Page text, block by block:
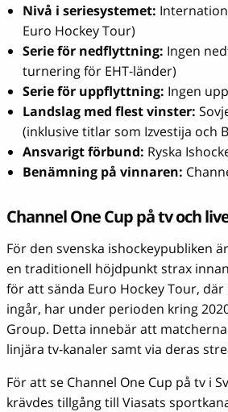
Nivå i seriesystemet:
Euro Hockey Tour)
Serie för nedflyttning: Ingen
turnering för EHT-länder)
Serie för uppflyttning: Ingen
Landslag med flest vinster:
(inklusive titlar som Izvestija och
Ansvarigt förbund: Ryska
Benämning på vinnaren:
Channel One Cup på tv och
För den svenska ishockeypubliken
en traditionell höjdpunkt strax
för att sända Euro Hockey Tour, där
ingår, har under perioden kring
Group. Detta innebär att
linjära tv-kanaler samt via deras
För att se Channel One Cup på tv i
krävdes tillgång till Viasats